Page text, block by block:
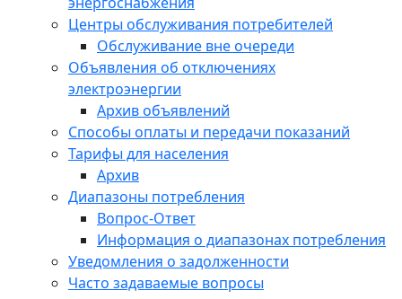
Центры обслуживания потребителей
Обслуживание вне очереди
Объявления об отключениях
электроэнергии
Архив объявлений
Способы оплаты и передачи показаний
Тарифы для населения
Архив
Диапазоны потребления
Вопрос-Ответ
Информация о диапазонах потребления
Уведомления о задолженности
Часто задаваемые вопросы